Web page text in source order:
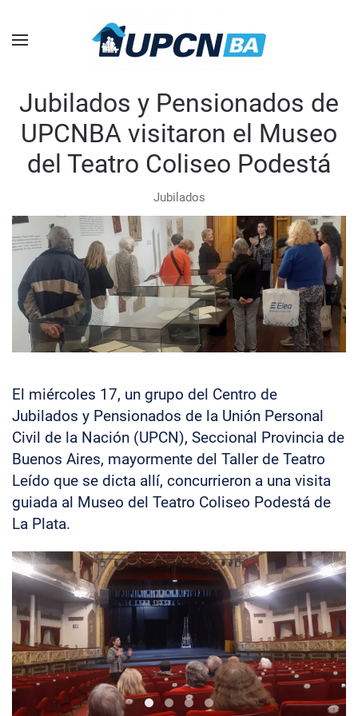
Skip to main content
Jubilados y Pensionados de
UPCNBA visitaron el Museo
del Teatro Coliseo Podestá
Jubilados
El miércoles 17, un grupo del Centro de
Jubilados y Pensionados de la Unión Personal
Civil de la Nación (UPCN), Seccional Provincia de
Buenos Aires, mayormente del Taller de Teatro
Leído que se dicta allí, concurrieron a una visita
guiada al Museo del Teatro Coliseo Podestá de
La Plata.
Visitacoliseopodesta3
Visitacoliseopodesta0
Visitacoliseopodesta1
Visitacoliseopodesta2